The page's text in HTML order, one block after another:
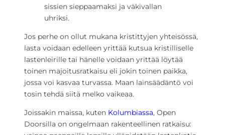
sissien sieppaamaksi ja väkivallan
uhriksi.
Jos perhe on ollut mukana kristittyjen yhteisössä,
lasta voidaan edelleen yrittää kutsua kristilliselle
lastenleirille tai hänelle voidaan yrittää löytää
toinen majoitusratkaisu eli jokin toinen paikka,
jossa voi kasvaa turvassa. Maan lainsäädäntö voi
tosin tehdä siitä melko vaikeaa.
Joissakin maissa, kuten Kolumbiassa, Open
Doorsilla on ongelmaan rakenteellinen ratkaisu: